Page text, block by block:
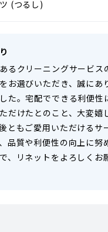
(つるし)
るクリーニングサービス
お選びいただき、誠にあ
た。宅配でできる利便性
だけたとのこと、大変嬉
ともご愛用いただけるサ
品質や利便性の向上に努
、リネットをよろしくお